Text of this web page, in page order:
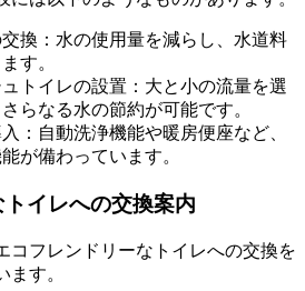
換：水の使用量を減らし、水道料
す。
トイレの設置：大と小の流量を選
らなる水の節約が可能です。
：自動洗浄機能や暖房便座など、
が備わっています。
イレへの交換案内
コフレンドリーなトイレへの交換を
す。